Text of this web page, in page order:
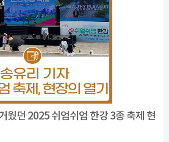
웠던 2025 쉬엄쉬엄 한강 3종 축제 현